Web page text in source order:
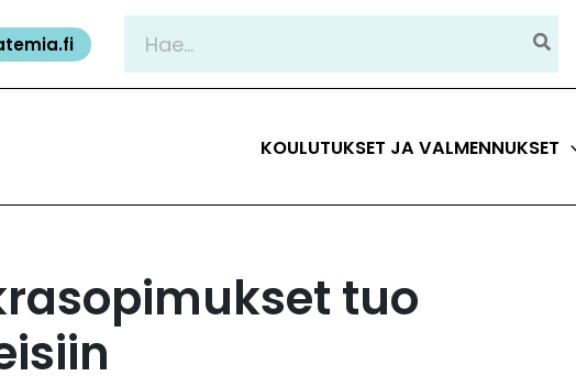
KOULUTUKSET JA VALMENNUKSET
tuo